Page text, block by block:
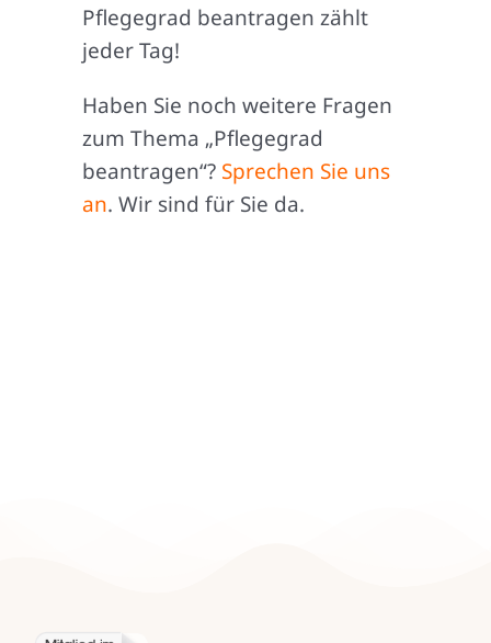
Pflegegrad beantragen zählt
jeder Tag!
Haben Sie noch weitere Fragen
zum Thema „Pflegegrad
beantragen“? Sprechen Sie uns
an. Wir sind für Sie da.